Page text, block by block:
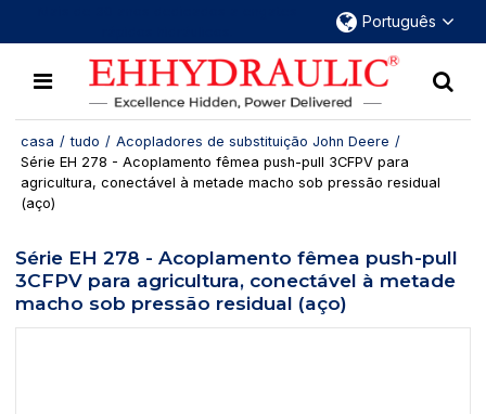
Português
casa / tudo / Acopladores de substituição John Deere /
Série EH 278 - Acoplamento fêmea push-pull 3CFPV para
agricultura, conectável à metade macho sob pressão residual
(aço)
Série EH 278 - Acoplamento fêmea push-pull
3CFPV para agricultura, conectável à metade
macho sob pressão residual (aço)